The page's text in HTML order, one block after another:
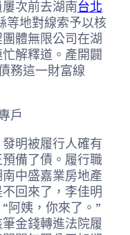
次前去湖南台北
等地對線索予以核
體無限公司在湖
解釋道。產開闢
務這一財富線
戶
明被履行人確有
備了債。履行職
中盛嘉業房地產
回來了，李佳明
阿姨，你來了。”
金錢轉進法院履